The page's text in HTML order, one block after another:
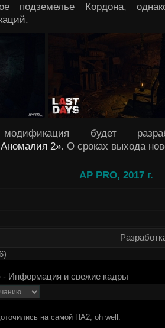
подземелье Кордона,
модификация будет
2». О сроках выхода
AP PRO, 2017 г.
- Информация и свежие кадры
на самой ПА2, oh well.